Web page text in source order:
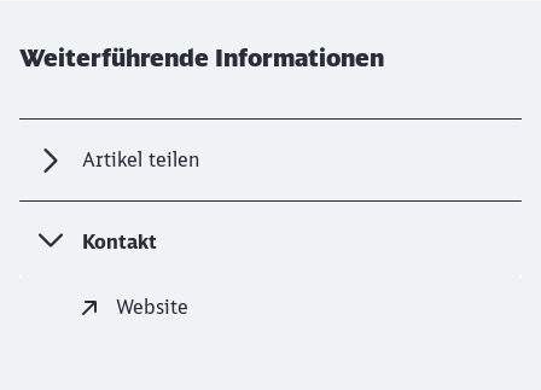
Weiterführende Informationen
Artikel teilen
Kontakt
Website